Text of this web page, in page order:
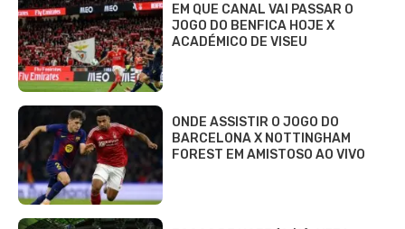
EM QUE CANAL VAI PASSAR O
JOGO DO BENFICA HOJE X
ACADÉMICO DE VISEU
ONDE ASSISTIR O JOGO DO
BARCELONA X NOTTINGHAM
FOREST EM AMISTOSO AO VIVO